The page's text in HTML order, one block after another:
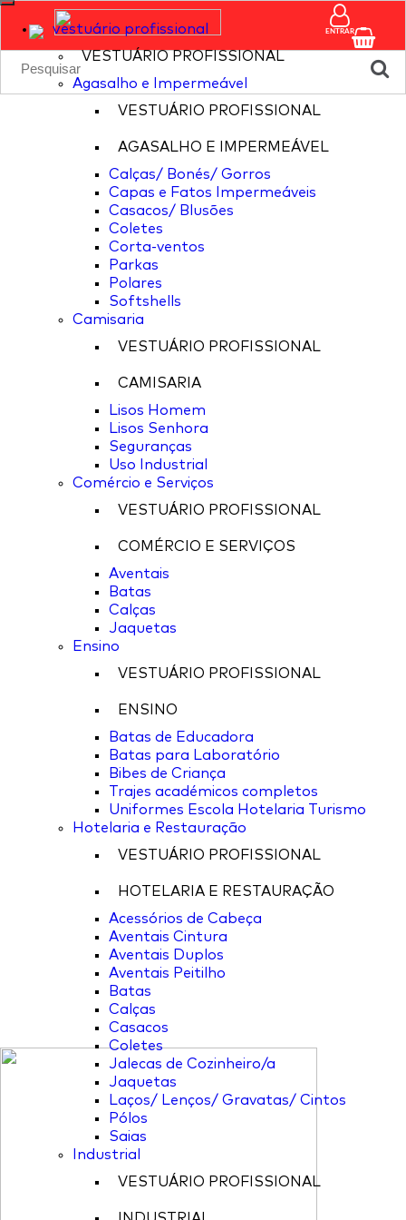
vestuário profissional
VESTUÁRIO PROFISSIONAL
Agasalho e Impermeável
VESTUÁRIO PROFISSIONAL
AGASALHO E IMPERMEÁVEL
Calças/ Bonés/ Gorros
Capas e Fatos Impermeáveis
Casacos/ Blusões
Coletes
Corta-ventos
Parkas
Polares
Softshells
Camisaria
VESTUÁRIO PROFISSIONAL
CAMISARIA
Lisos Homem
Lisos Senhora
Seguranças
Uso Industrial
Comércio e Serviços
VESTUÁRIO PROFISSIONAL
COMÉRCIO E SERVIÇOS
Aventais
Batas
Calças
Jaquetas
Ensino
VESTUÁRIO PROFISSIONAL
ENSINO
Batas de Educadora
Batas para Laboratório
Bibes de Criança
Trajes académicos completos
Uniformes Escola Hotelaria Turismo
Hotelaria e Restauração
VESTUÁRIO PROFISSIONAL
HOTELARIA E RESTAURAÇÃO
Acessórios de Cabeça
Aventais Cintura
Aventais Duplos
Aventais Peitilho
Batas
Calças
Casacos
Coletes
Jalecas de Cozinheiro/a
Jaquetas
Laços/ Lenços/ Gravatas/ Cintos
Pólos
Saias
Industrial
VESTUÁRIO PROFISSIONAL
ENTRAR